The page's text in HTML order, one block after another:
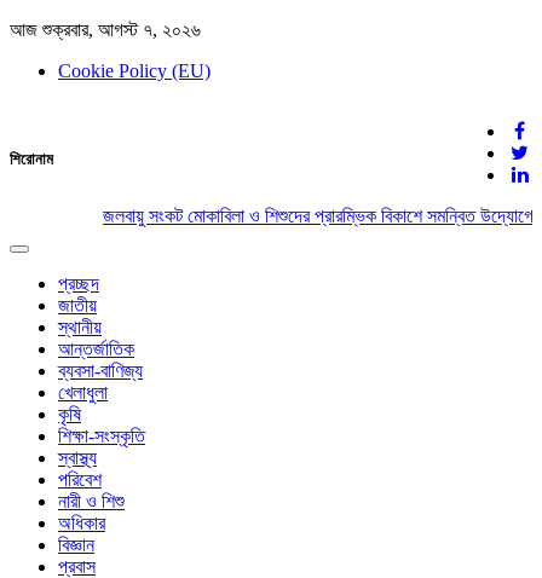
আজ শুক্রবার, আগস্ট ৭, ২০২৬
Cookie Policy (EU)
দেশের খবর
যুক্ত থাকুন দেশের সঙ্গে
শিরোনাম
জলবায়ু সংকট মোকাবিলা ও শিশুদের প্রারম্ভিক বিকাশে সমন্বিত উদ্যোগের
Toggle
navigation
প্রচ্ছদ
জাতীয়
স্থানীয়
আন্তর্জাতিক
ব্যবসা-বাণিজ্য
খেলাধুলা
কৃষি
শিক্ষা-সংস্কৃতি
স্বাস্থ্য
পরিবেশ
নারী ও শিশু
অধিকার
বিজ্ঞান
প্রবাস